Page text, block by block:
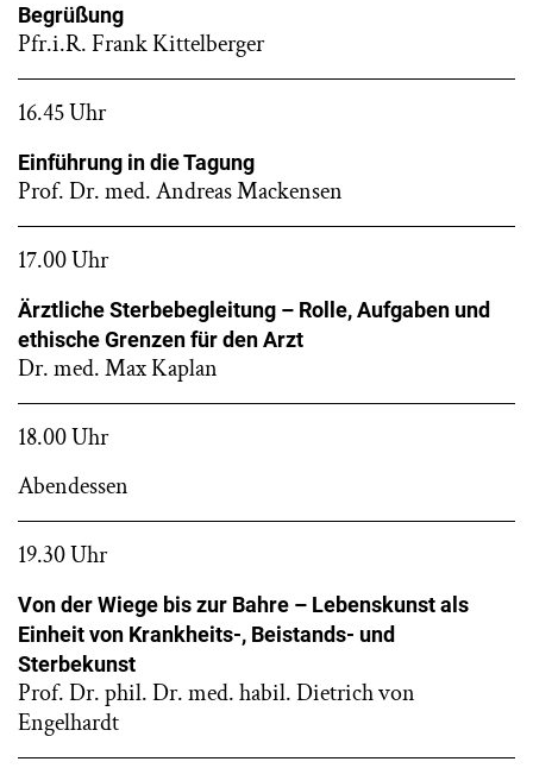
Begrüßung
Pfr.i.R. Frank Kittelberger
16.45 Uhr
Einführung in die Tagung
Prof. Dr. med. Andreas Mackensen
17.00 Uhr
Ärztliche Sterbebegleitung – Rolle, Aufgaben und
ethische Grenzen für den Arzt
Dr. med. Max Kaplan
18.00 Uhr
Abendessen
19.30 Uhr
Von der Wiege bis zur Bahre – Lebenskunst als
Einheit von Krankheits-, Beistands- und
Sterbekunst
Prof. Dr. phil. Dr. med. habil. Dietrich von
Engelhardt